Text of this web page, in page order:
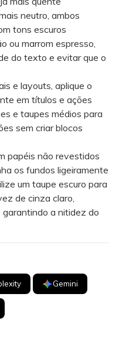
neutro, ambos
tons escuros
ou marrom espresso,
do texto e evitar que o
e layouts, aplique o
em títulos e ações
e taupes médios para
sem criar blocos
papéis não revestidos
os fundos ligeiramente
um taupe escuro para
de cinza claro,
a nitidez do
Gemini